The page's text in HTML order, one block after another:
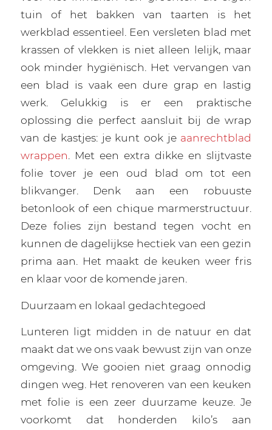
tuin of het bakken van taarten is het
werkblad essentieel. Een versleten blad met
krassen of vlekken is niet alleen lelijk, maar
ook minder hygiënisch. Het vervangen van
een blad is vaak een dure grap en lastig
werk. Gelukkig is er een praktische
oplossing die perfect aansluit bij de wrap
van de kastjes: je kunt ook je aanrechtblad
wrappen . Met een extra dikke en slijtvaste
folie tover je een oud blad om tot een
blikvanger. Denk aan een robuuste
betonlook of een chique marmerstructuur.
Deze folies zijn bestand tegen vocht en
kunnen de dagelijkse hectiek van een gezin
prima aan. Het maakt de keuken weer fris
en klaar voor de komende jaren.
Duurzaam en lokaal gedachtegoed
Lunteren ligt midden in de natuur en dat
maakt dat we ons vaak bewust zijn van onze
omgeving. We gooien niet graag onnodig
dingen weg. Het renoveren van een keuken
met folie is een zeer duurzame keuze. Je
voorkomt dat honderden kilo’s aan